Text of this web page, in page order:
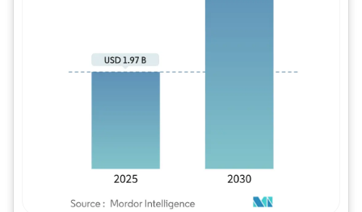
Bild © Mordor Intelligence.